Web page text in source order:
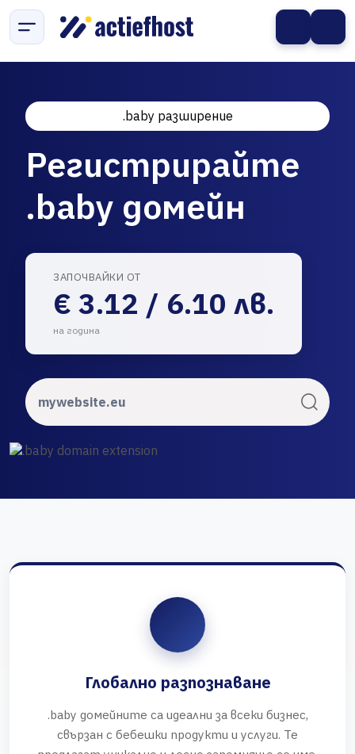
.baby разширение
Регистрирайте
.baby домейн
ЗАПОЧВАЙКИ ОТ
€ 3.12 / 6.10 лв.
на година
Глобално разпознаване
.baby домейните са идеални за всеки бизнес,
свързан с бебешки продукти и услуги. Те